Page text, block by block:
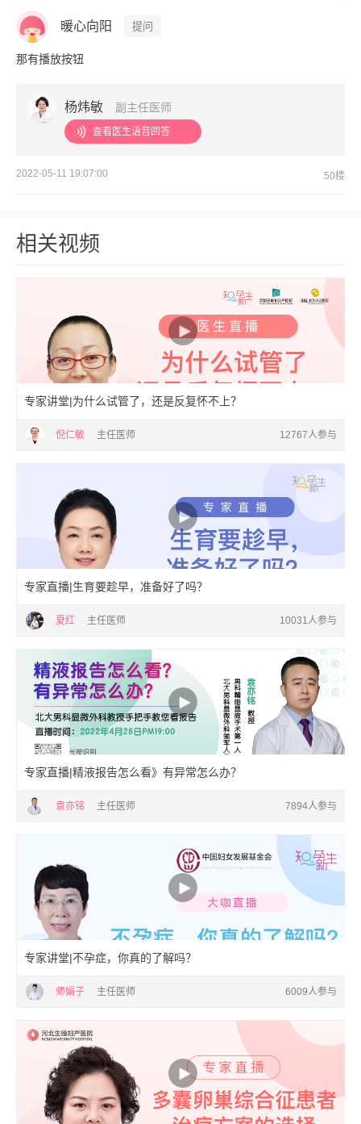
暖心向阳 提问
那有播放按钮
杨炜敏 副主任医师
查看医生语音回答
2022-05-11 19:07:00 50楼
相关视频
专家讲堂|为什么试管了，还是反复怀不上？
倪仁敏 主任医师 12767人参与
专家直播|生育要趁早，准备好了吗？
夏红 主任医师 10031人参与
专家直播|精液报告怎么看》有异常怎么办？
袁亦铭 主任医师 7894人参与
专家讲堂|不孕症，你真的了解吗？
师娟子 主任医师 6009人参与